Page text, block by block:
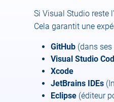
Si Visual Studio reste
Cela garantit une
GitHub (dans
Visual Studio
Xcode
JetBrains IDEs
Eclipse (éditeur